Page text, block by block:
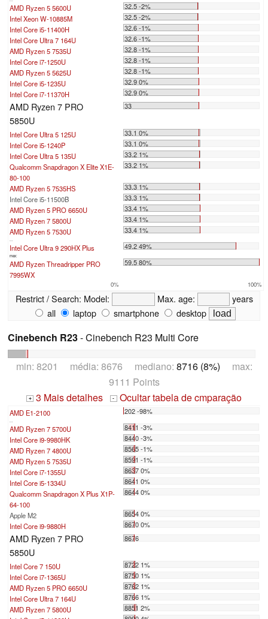
AMD Ryzen 5 5600U
32.5 -2%
Intel Xeon W-10885M
32.5 -2%
Intel Core i5-11400H
32.6 -1%
Intel Core Ultra 7 164U
32.6 -1%
AMD Ryzen 5 7535U
32.8 -1%
Intel Core i7-1250U
32.8 -1%
AMD Ryzen 5 5625U
32.8 -1%
Intel Core i5-1235U
32.9 0%
Intel Core i7-11370H
32.9 0%
AMD Ryzen 7 PRO
5850U
33
Intel Core Ultra 5 125U
33.1 0%
Intel Core i5-1240P
33.1 0%
Intel Core Ultra 5 135U
33.2 1%
Qualcomm Snapdragon X Elite X1E-
80-100
33.2 1%
AMD Ryzen 5 7535HS
33.3 1%
Intel Core i5-11500B
33.3 1%
AMD Ryzen 5 PRO 6650U
33.4 1%
AMD Ryzen 7 5800U
33.4 1%
AMD Ryzen 5 7530U
33.4 1%
Intel Core Ultra 9 290HX Plus 49.2 49%
max:
AMD Ryzen Threadripper PRO
7995WX
59.5 80%
0% 100%
Restrict / Search: Model: Max. age:
years
all
laptop smartphone desktop
Cinebench R23- Cinebench R23 Multi Core
min: 8201 média: 8676 mediano: 8716 (8%) max:
9111 Points
+ 3 Mais detalhes - Ocultar tabela de cmparação
AMD E1-2100 202 -98%
...
AMD Ryzen 7 5700U
8411 -3%
Intel Core i9-9980HK
8440 -3%
AMD Ryzen 7 4800U
8565 -1%
AMD Ryzen 5 7535U
8591 -1%
Intel Core i7-1355U
8637 0%
Intel Core i5-1334U
8641 0%
Qualcomm Snapdragon X Plus X1P-
64-100
8644 0%
Apple M2
8654 0%
Intel Core i9-9880H
8670 0%
AMD Ryzen 7 PRO
5850U
8676
Intel Core 7 150U
8722 1%
Intel Core i7-1365U
8750 1%
AMD Ryzen 5 PRO 6650U
8762 1%
Intel Core Ultra 7 164U
8766 1%
AMD Ryzen 7 5800U
8851 2%